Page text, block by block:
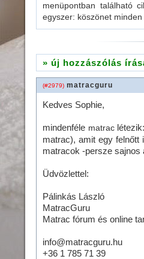
menüpontban található
egyszer: köszönet minden
» új hozzászólás
(#2979) matracguru
Kedves Sophie,
mindenféle matrac
matrac), amit egy felnőtt
matracok -persze sajnos
Üdvözlettel:
Pálinkás László
MatracGuru
Matrac fórum és online
info@matracguru.hu
+36 1 785 71 39